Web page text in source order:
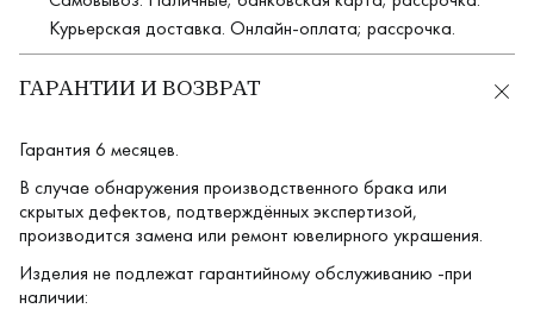
Курьерская доставка. Онлайн-оплата; рассрочка.
ГАРАНТИИ И ВОЗВРАТ
Гарантия 6 месяцев.
В случае обнаружения производственного брака или
скрытых дефектов, подтверждённых экспертизой,
производится замена или ремонт ювелирного украшения.
Изделия не подлежат гарантийному обслуживанию -при
наличии: